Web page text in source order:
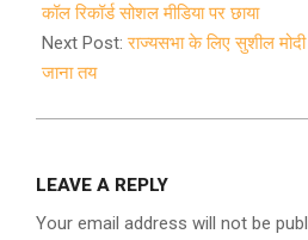
01
कॉल रिकॉर्ड सोशल मीडिया पर छाया
Next Post:राज्यसभा के लिए सुशील
जाना तय
LEAVE A REPLY
Your email address will not be